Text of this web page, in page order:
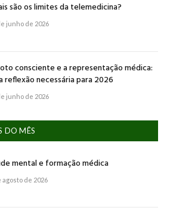
são os limites da telemedicina?
junho de 2026
consciente e a representação médica:
reflexão necessária para 2026
junho de 2026
DO MÊS
mental e formação médica
agosto de 2026